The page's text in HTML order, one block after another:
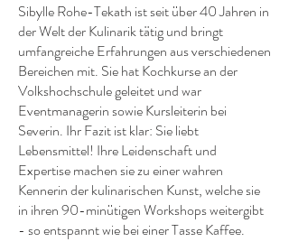
Sibylle Rohe-Tekath ist seit über 40 Jahren in
der Welt der Kulinarik tätig und bringt
umfangreiche Erfahrungen aus verschiedenen
Bereichen mit. Sie hat Kochkurse an der
Volkshochschule geleitet und war
Eventmanagerin sowie Kursleiterin bei
Severin. Ihr Fazit ist klar: Sie liebt
Lebensmittel! Ihre Leidenschaft und
Expertise machen sie zu einer wahren
Kennerin der kulinarischen Kunst, welche sie
in ihren 90-minütigen Workshops weitergibt
- so entspannt wie bei einer Tasse Kaffee.